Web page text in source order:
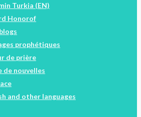
Turkia (EN)
Honorof
prophétiques
de prière
de nouvelles
and other languages